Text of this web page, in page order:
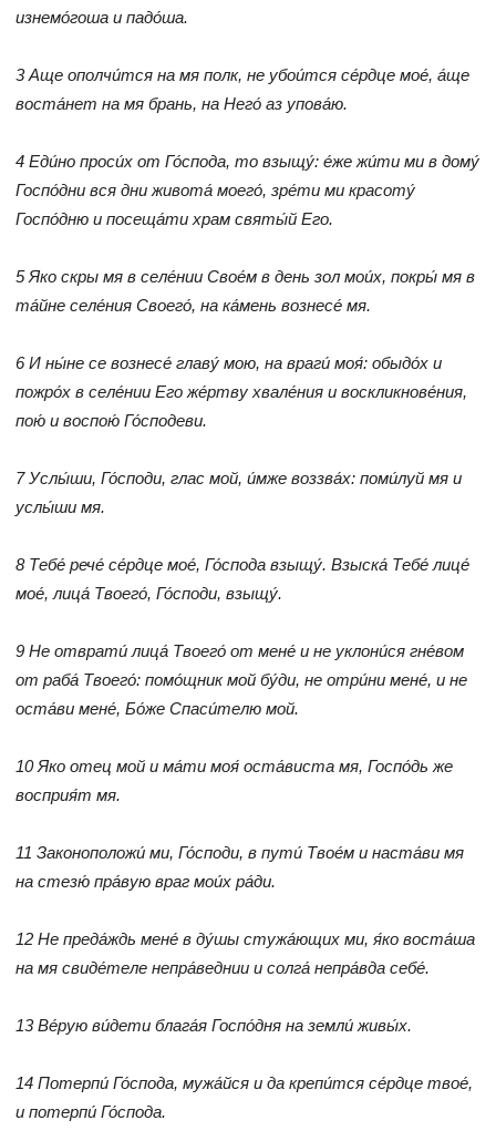
изнемо́гоша и падо́ша.
3 Аще ополчи́тся на мя полк, не убои́тся се́рдце мое́, а́ще
воста́нет на мя брань, на Него́ аз упова́ю.
4 Еди́но проси́х от Го́спода, то взыщу́: е́же жи́ти ми в дому́
Госпо́дни вся дни живота́ моего́, зре́ти ми красоту́
Госпо́дню и посеща́ти храм святы́й Его.
5 Яко скры мя в селе́нии Свое́м в день зол мои́х, покры́ мя в
та́йне селе́ния Своего́, на ка́мень вознесе́ мя.
6 И ны́не се вознесе́ главу́ мою, на враги́ моя́: обыдо́х и
пожро́х в селе́нии Его же́ртву хвале́ния и воскликнове́ния,
пою́ и воспою́ Го́сподеви.
7 Услы́ши, Го́споди, глас мой, и́мже воззва́х: поми́луй мя и
услы́ши мя.
8 Тебе́ рече́ се́рдце мое́, Го́спода взыщу́. Взыска́ Тебе́ лице́
мое́, лица́ Твоего́, Го́споди, взыщу́.
9 Не отврати́ лица́ Твоего́ от мене́ и не уклони́ся гне́вом
от раба́ Твоего́: помо́щник мой бу́ди, не отри́ни мене́, и не
оста́ви мене́, Бо́же Спаси́телю мой.
10 Яко отец мой и ма́ти моя́ оста́виста мя, Госпо́дь же
восприя́т мя.
11 Законоположи́ ми, Го́споди, в пути́ Твое́м и наста́ви мя
на стезю́ пра́вую враг мои́х ра́ди.
12 Не преда́ждь мене́ в ду́шы стужа́ющих ми, я́ко воста́ша
на мя свиде́теле непра́веднии и солга́ непра́вда себе́.
13 Ве́рую ви́дети блага́я Госпо́дня на земли́ живы́х.
14 Потерпи́ Го́спода, мужа́йся и да крепи́тся се́рдце твое́,
и потерпи́ Го́спода.